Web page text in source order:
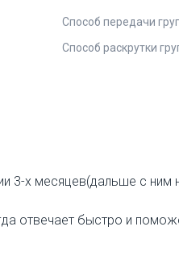
Способ передачи
Способ раскрутки
3-х месяцев(дальше с
отвечает быстро и